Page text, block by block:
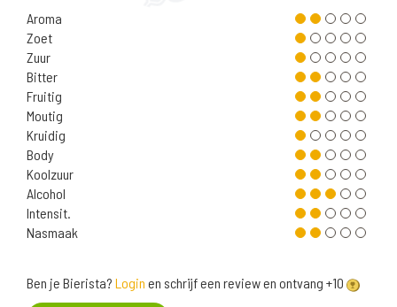
Aroma
Zoet
Zuur
Bitter
Fruitig
Moutig
Kruidig
Body
Koolzuur
Alcohol
Intensit.
Nasmaak
Ben je Bierista? Login en schrijf een review en ontvang +10